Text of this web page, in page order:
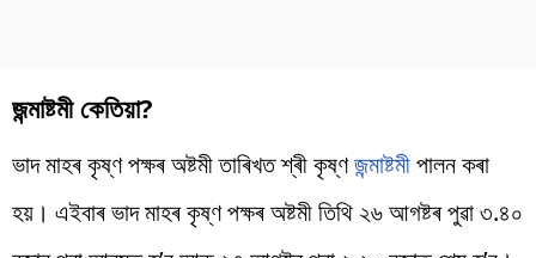
জন্মাষ্টমী কেতিয়া?
ভাদ মাহৰ কৃষ্ণ পক্ষৰ অষ্টমী তাৰিখত শ্ৰী কৃষ্ণজন্মাষ্টমীপালন কৰা
হয়। এইবাৰ ভাদ মাহৰ কৃষ্ণ পক্ষৰ অষ্টমী তিথি ২৬ আগষ্টৰ পুৱা ৩.৪০